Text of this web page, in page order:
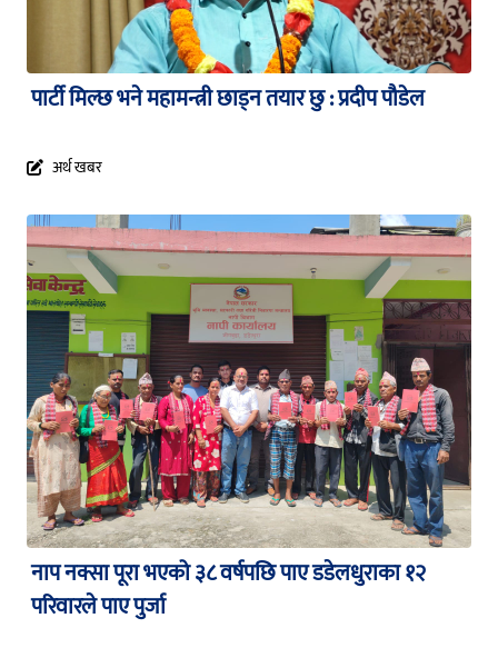
पार्टी मिल्छ भने महामन्त्री छाड्न तयार छु : प्रदीप पौडेल
अर्थ खबर
नाप नक्सा पूरा भएको ३८ वर्षपछि पाए डडेलधुराका १२
परिवारले पाए पुर्जा